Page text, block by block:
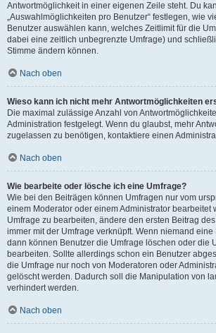
Antwortmöglichkeit in einer eigenen Zeile steht. Du
„Auswahlmöglichkeiten pro Benutzer“ festlegen, wie
Benutzer auswählen kann, welches Zeitlimit für die
dabei eine zeitlich unbegrenzte Umfrage) und
Stimme ändern können.
Nach oben
Wieso kann ich nicht mehr Antwortmöglichkeiten
Die maximal zulässige Anzahl von
Administration festgelegt. Wenn du glaubst, mehr
zugelassen zu benötigen, kontaktiere einen
Nach oben
Wie bearbeite oder lösche ich eine Umfrage?
Wie bei den Beiträgen können Umfragen nur vom
einem Moderator oder einem Administrator bearbeitet
Umfrage zu bearbeiten, ändere den ersten Beitrag
immer mit der Umfrage verknüpft. Wenn niemand
dann können Benutzer die Umfrage löschen oder die
bearbeiten. Sollte allerdings schon ein Benutzer
die Umfrage nur noch von Moderatoren oder
gelöscht werden. Dadurch soll die Manipulation von
verhindert werden.
Nach oben